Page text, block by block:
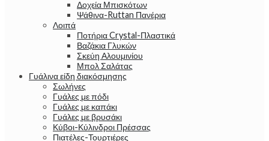
Δοχεία Μπισκότων
Ψάθινα-Ruttan Πανέρια
Λοιπά
Ποτήρια Crystal-Πλαστικά
Βαζάκια Γλυκών
Σκεύη Αλουμινίου
Μπολ Σαλάτας
Γυάλινα είδη διακόσμησης
Σωλήνες
Γυάλες με πόδι
Γυάλες με καπάκι
Γυάλες με βρυσάκι
Κύβοι-Κύλινδροι Πρέσσας
Πιατέλες-Τουρτιέρες